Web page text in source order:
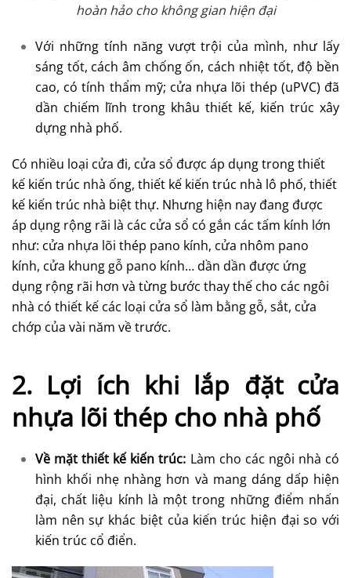
hoàn hảo cho không gian hiện đại
Với những tính năng vượt trội của mình, như lấy
sáng tốt, cách âm chống ốn, cách nhiệt tốt, độ bền
cao, có tính thẩm mỹ; cửa nhựa lõi thép (uPVC) đã
dần chiếm lĩnh trong khâu thiết kế, kiến trúc xây
dựng nhà phố.
Có nhiều loại cửa đi, cửa sổ được áp dụng trong thiết
kế kiến trúc nhà ống, thiết kế kiến trúc nhà lô phố, thiết
kế kiến trúc nhà biệt thự. Nhưng hiện nay đang được
áp dụng rộng rãi là các cửa sổ có gắn các tấm kính lớn
như: cửa nhựa lõi thép pano kính, cửa nhôm pano
kính, cửa khung gỗ pano kính… dần dần được ứng
dụng rộng rãi hơn và từng bước thay thế cho các ngôi
nhà có thiết kế các loại cửa sổ làm bằng gỗ, sắt, cửa
chớp của vài năm về trước.
2. Lợi ích khi lắp đặt cửa
nhựa lõi thép cho nhà phố
Về mặt thiết kế kiến trúc: Làm cho các ngôi nhà có
hình khối nhẹ nhàng hơn và mang dáng dấp hiện
đại, chất liệu kính là một trong những điểm nhấn
làm nên sự khác biệt của kiến trúc hiện đại so với
kiến trúc cổ điển.